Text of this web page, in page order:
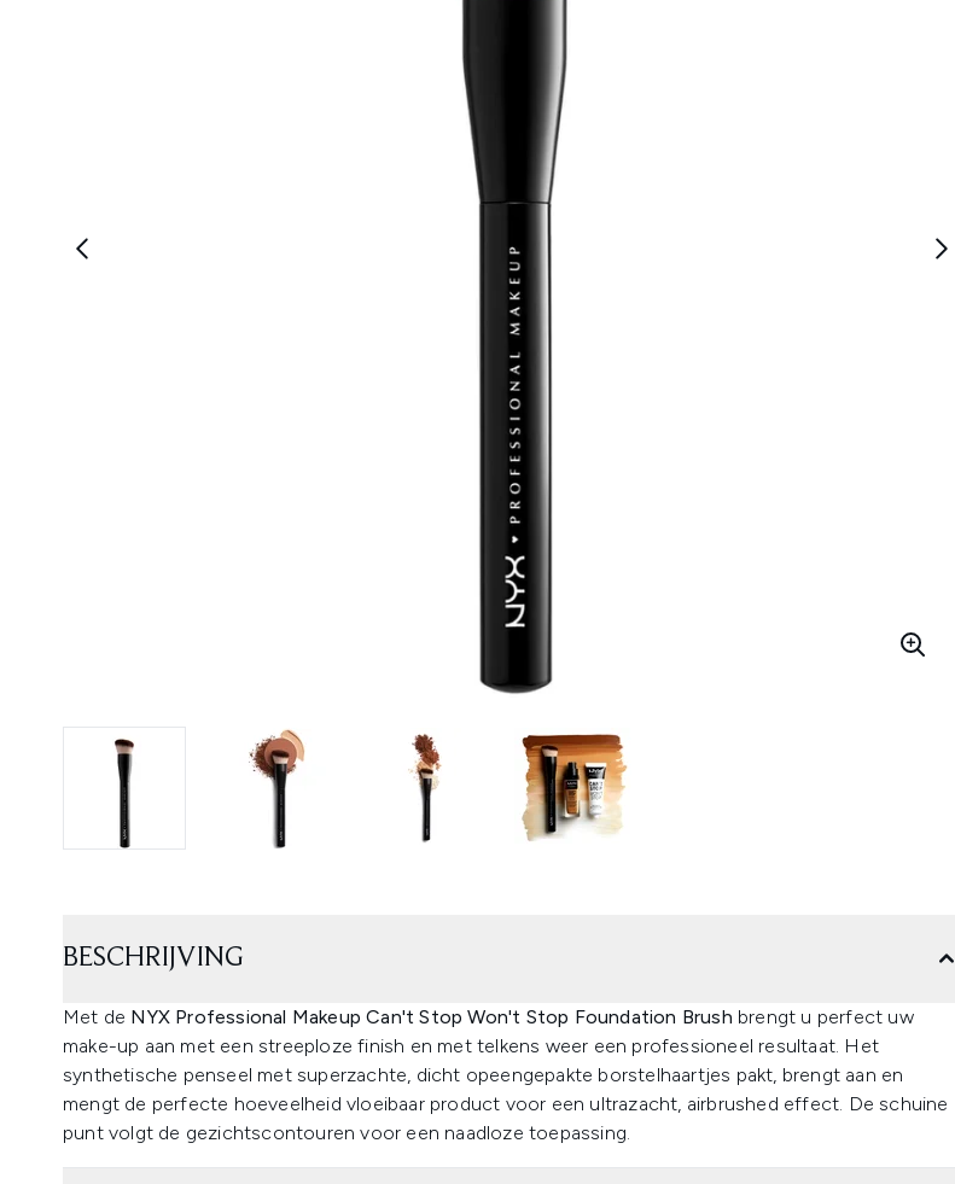
BESCHRIJVING
Met de NYX Professional Makeup Can't Stop Won't Stop Foundation Brush brengt u perfect uw
make-up aan met een streeploze finish en met telkens weer een professioneel resultaat. Het
synthetische penseel met superzachte, dicht opeengepakte borstelhaartjes pakt, brengt aan en
mengt de perfecte hoeveelheid vloeibaar product voor een ultrazacht, airbrushed effect. De schuine
punt volgt de gezichtscontouren voor een naadloze toepassing.